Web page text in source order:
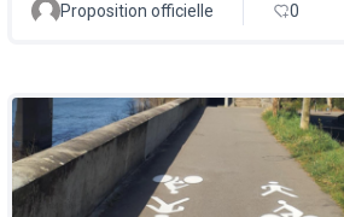
Proposition officielle 0